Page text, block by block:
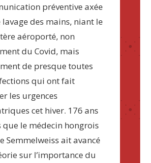
préventive axée
lavage des mains, niant le
aéroporté, non
du Covid, mais
de presque toutes
qui ont fait
les urgences
cet hiver. 176 ans
que le médecin hongrois
Semmelweiss ait avancé
sur l’importance du